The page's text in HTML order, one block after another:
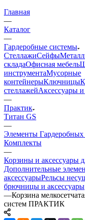
Главная
—
Каталог
—
Гардеробные системы
СтеллажиСейфы
складаОфисная мебель
инструментаМусорные
контейнерыКлючницы
стеллажейАксессуары
—
Практик
Титан GS
—
Элементы
Комплекты
—
Корзины и аксессуары
Дополнительные
аксессуарыРельсы
брючницы и аксессуары
—Корзина
систем ПРАКТИК